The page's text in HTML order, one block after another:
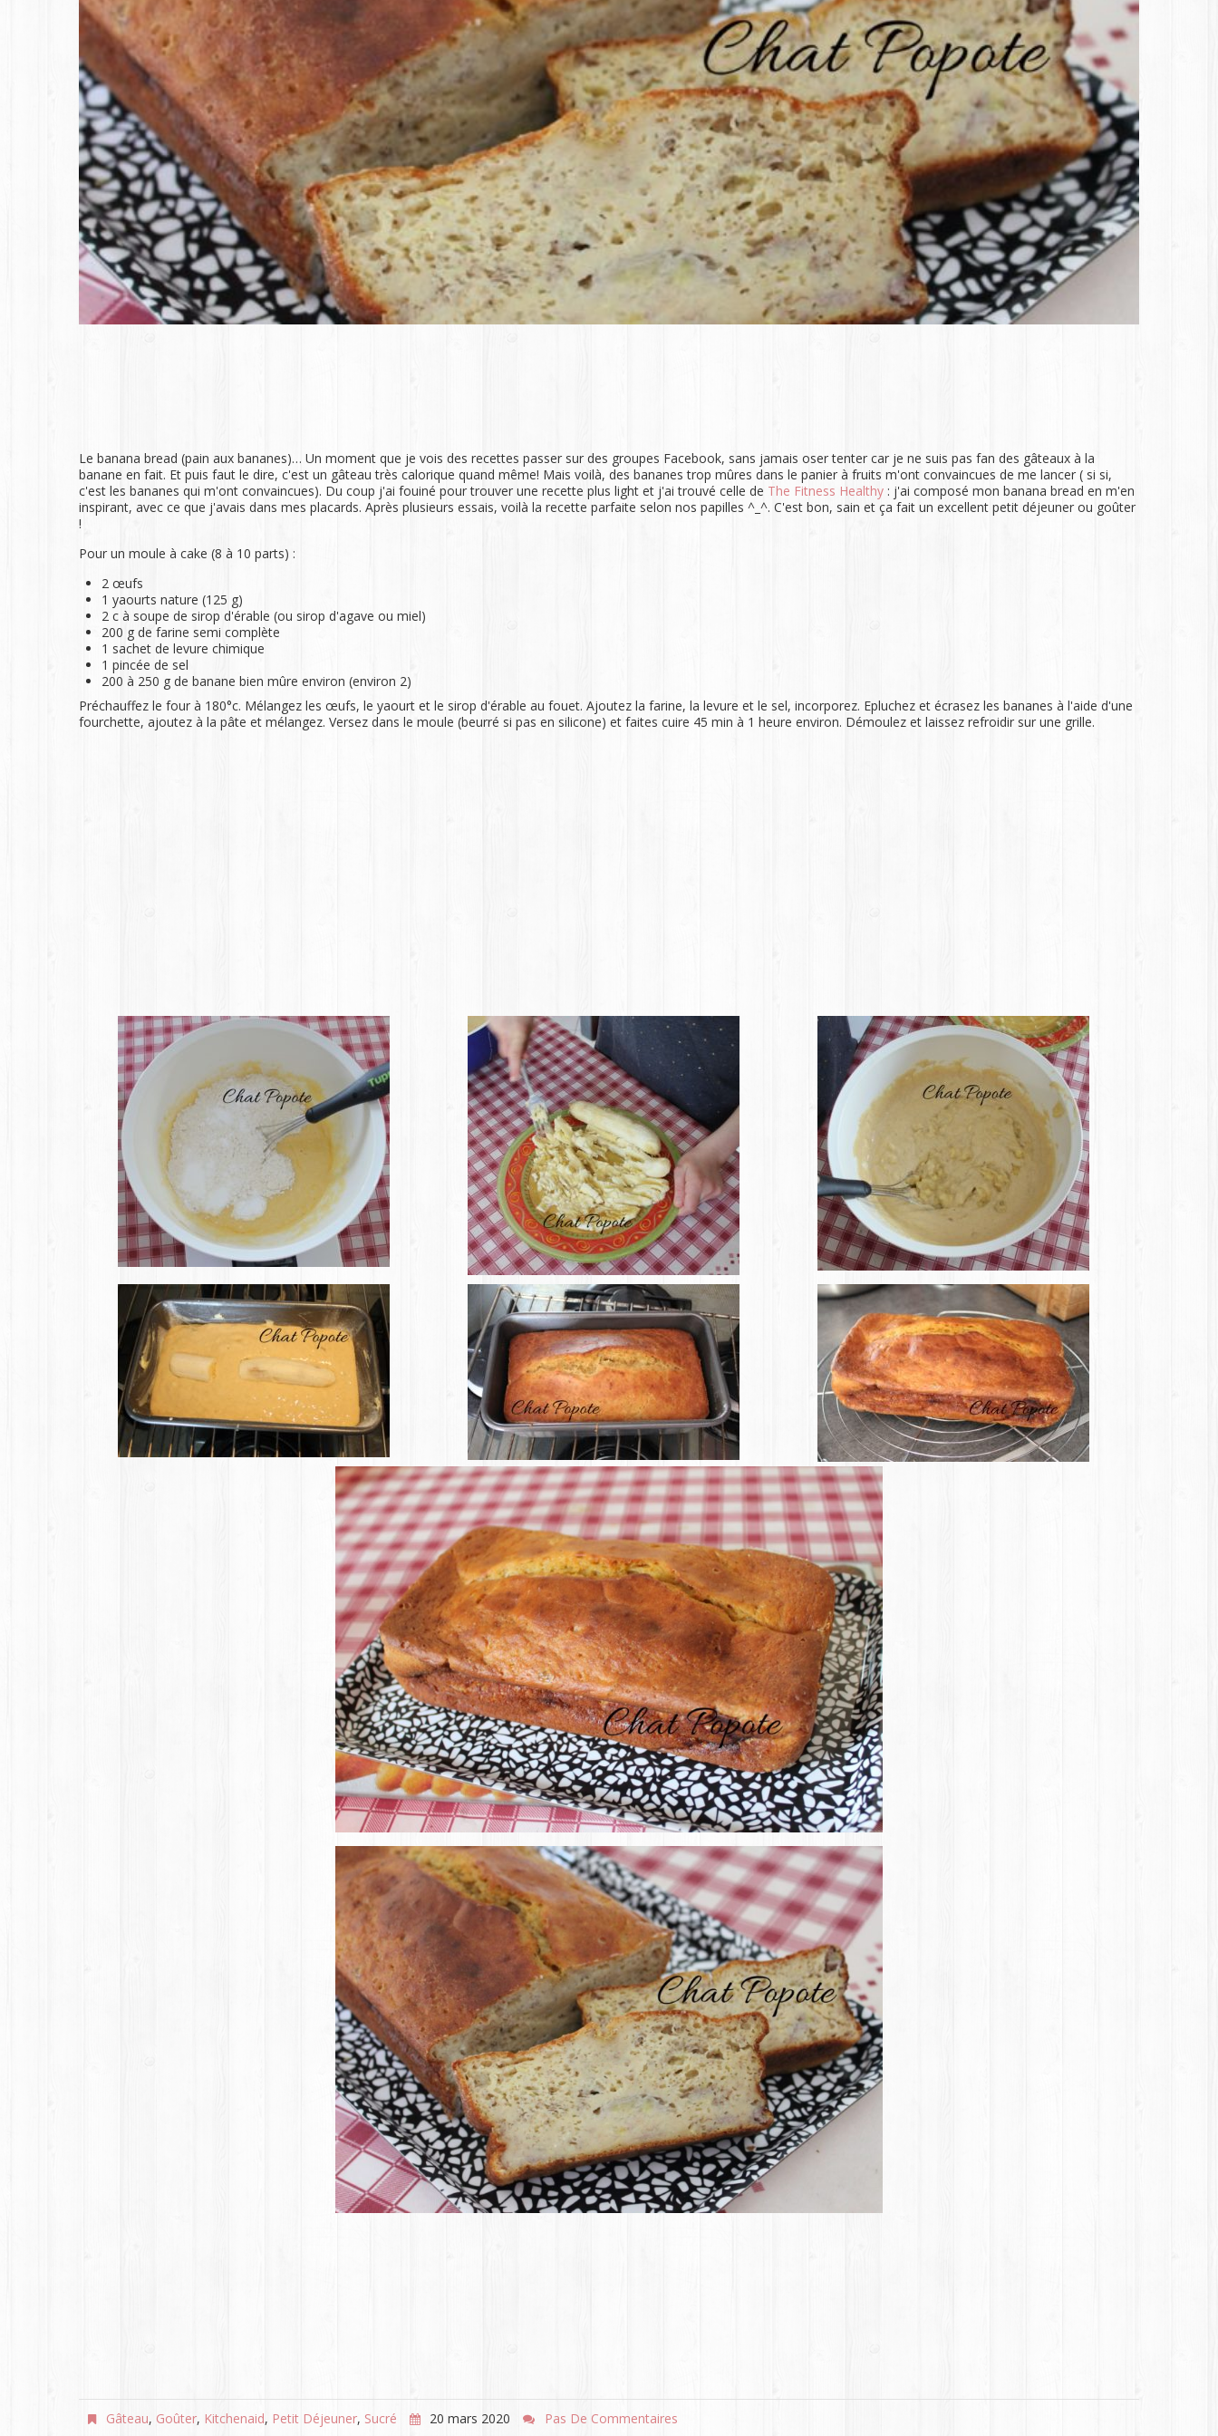
Le banana bread (pain aux bananes)… Un moment que je vois des recettes passer sur des groupes Facebook, sans jamais oser tenter car je ne suis pas fan des gâteaux à la
banane en fait. Et puis faut le dire, c'est un gâteau très calorique quand même! Mais voilà, des bananes trop mûres dans le panier à fruits m'ont convaincues de me lancer ( si si,
c'est les bananes qui m'ont convaincues). Du coup j'ai fouiné pour trouver une recette plus light et j'ai trouvé celle de The Fitness Healthy : j'ai composé mon banana bread en m'en
inspirant, avec ce que j'avais dans mes placards. Après plusieurs essais, voilà la recette parfaite selon nos papilles ^_^. C'est bon, sain et ça fait un excellent petit déjeuner ou goûter
!
Pour un moule à cake (8 à 10 parts) :
2 œufs
1 yaourts nature (125 g)
2 c à soupe de sirop d'érable (ou sirop d'agave ou miel)
200 g de farine semi complète
1 sachet de levure chimique
1 pincée de sel
200 à 250 g de banane bien mûre environ (environ 2)
Préchauffez le four à 180°c. Mélangez les œufs, le yaourt et le sirop d'érable au fouet. Ajoutez la farine, la levure et le sel, incorporez. Epluchez et écrasez les bananes à l'aide d'une
fourchette, ajoutez à la pâte et mélangez. Versez dans le moule (beurré si pas en silicone) et faites cuire 45 min à 1 heure environ. Démoulez et laissez refroidir sur une grille.
Gâteau, Goûter, Kitchenaid, Petit Déjeuner, Sucré 20 mars 2020 Pas De Commentaires